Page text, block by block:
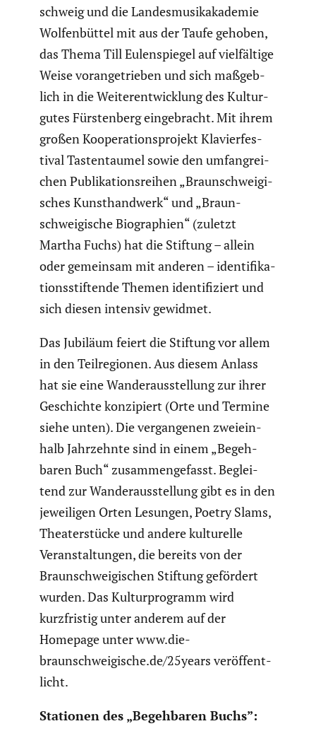
schweig und die Landes­mu­sik­aka­demie
Wolfen­büttel mit aus der Taufe gehoben,
das Thema Till Eulen­spiegel auf vielfäl­tige
Weise voran­ge­trieben und sich maßgeb­
lich in die Weiter­ent­wick­lung des Kultur­
gutes Fürsten­berg einge­bracht. Mit ihrem
großen Koope­ra­ti­ons­pro­jekt Klavier­fes­
tival Tasten­taumel sowie den umfang­rei­
chen Publi­ka­ti­ons­reihen „Braun­schwei­gi­
sches Kunst­hand­werk“ und „Braun­
schwei­gi­sche Biogra­phien“ (zuletzt
Martha Fuchs) hat die Stiftung – allein
oder gemeinsam mit anderen – identi­fi­ka­
ti­ons­stif­tende Themen identi­fi­ziert und
sich diesen intensiv gewidmet.
Das Jubiläum feiert die Stiftung vor allem
in den Teilre­gionen. Aus diesem Anlass
hat sie eine Wander­aus­stel­lung zur ihrer
Geschichte konzi­piert (Orte und Termine
siehe unten). Die vergan­genen zweiein­
halb Jahrzehnte sind in einem „Begeh­
baren Buch“ zusam­men­ge­fasst. Beglei­
tend zur Wander­aus­stel­lung gibt es in den
jewei­ligen Orten Lesungen, Poetry Slams,
Theater­stücke und andere kultu­relle
Veran­stal­tungen, die bereits von der
Braun­schwei­gi­schen Stiftung gefördert
wurden. Das Kultur­pro­gramm wird
kurzfristig unter anderem auf der
Homepage unter www.die-
braunschweigische.de/25years veröf­fent­
licht.
Stationen des „Begeh­baren Buchs”: